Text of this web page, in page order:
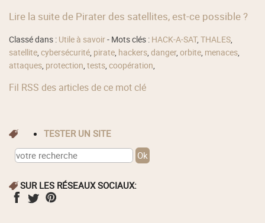
Lire la suite de Pirater des satellites, est-ce possible ?
Classé dans : Utile à savoir- Mots clés : HACK-A-SAT,THALES,
satellite,cybersécurité, pirate, hackers,danger,orbite, menaces,
attaques, protection,tests,coopération,
Fil RSS des articles de ce mot clé
TESTER UN SITE
SUR LES RÉSEAUX SOCIAUX: